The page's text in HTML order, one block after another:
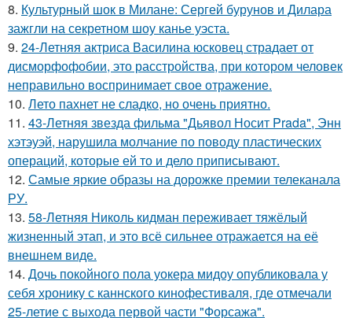
8. Культурный шок в Милане: Сергей бурунов и Дилара
зажгли на секретном шоу канье уэста.
9. 24-Летняя актриса Василина юсковец страдает от
дисморфофобии, это расстройства, при котором человек
неправильно воспринимает свое отражение.
10. Лето пахнет не сладко, но очень приятно.
11. 43-Летняя звезда фильма "Дьявол Носит Prada", Энн
хэтэуэй, нарушила молчание по поводу пластических
операций, которые ей то и дело приписывают.
12. Самые яркие образы на дорожке премии телеканала
РУ.
13. 58-Летняя Николь кидман переживает тяжёлый
жизненный этап, и это всё сильнее отражается на её
внешнем виде.
14. Дочь покойного пола уокера мидоу опубликовала у
себя хронику с каннского кинофестиваля, где отмечали
25-летие с выхода первой части "Форсажа".